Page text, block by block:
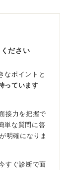
ない準備が
れを直すこ
とまとめるこ
望ましいでし
ださい
なポイントと
っています
接力を把握で
単な質問に答
が明確になりま
すぐ診断で面